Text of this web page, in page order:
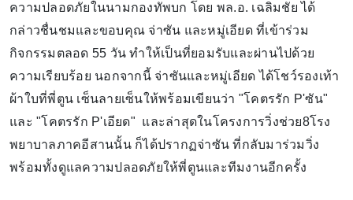
ความปลอดภัยในนามกองทัพบก โดย พล.อ. เฉลิมชัย ได้
กล่าวชื่นชมและขอบคุณ จ่าซัน และหมู่เอียด ที่เข้าร่วม
กิจกรรมตลอด 55 วัน ทำให้เป็นที่ยอมรับและผ่านไปด้วย
ความเรียบร้อย นอกจากนี้ จ่าซันและหมู่เอียด ได้โชว์รองเท้า
ผ้าใบที่พี่ตูน เซ็นลายเซ็นให้พร้อมเขียนว่า "โคตรรัก P'ซัน"
และ "โคตรรัก P'เอียด" และล่าสุดในโครงการวิ่งช่วย8โรง
พยาบาลภาคอีสานนั้น ก็ได้ปรากฏจ่าซัน ที่กลับมาร่วมวิ่ง
พร้อมทั้งดูแลความปลอดภัยให้พี่ตูนและทีมงานอีกครั้ง